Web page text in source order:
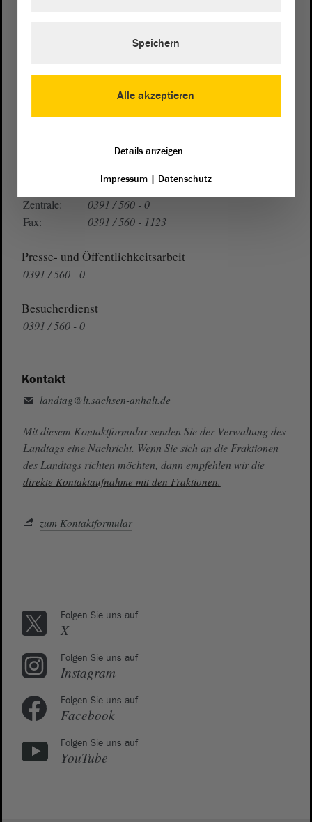
von Sachsen-Anhalt
Auf Google Maps
Telefon und Fax
Zentrale:
0391 / 560 - 0
Fax:
0391 / 560 - 1123
Presse- und Öffentlichkeitsarbeit
0391 / 560 - 0
Besucherdienst
0391 / 560 - 0
Kontakt
landtag@lt.sachsen-anhalt.de
Mit diesem Kontaktformular senden Sie der Verwaltung des
Landtags eine Nachricht. Wenn Sie sich an die Fraktionen
des Landtags richten möchten, dann empfehlen wir die
direkte Kontaktaufnahme mit den Fraktionen.
zum Kontaktformular
Folgen Sie uns auf
X
Folgen Sie uns auf
Instagram
Folgen Sie uns auf
Facebook
Folgen Sie uns auf
YouTube
Alle akzeptieren
Speichern
Details anzeigen
Impressum| Datenschutz